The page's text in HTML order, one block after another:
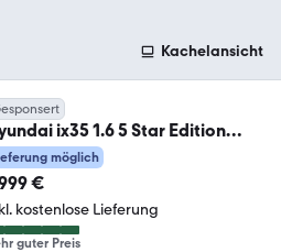
Kachelansicht
ix35 1.6 5 Star Edition
1 Hand
möglich
€
kostenlose Lieferung
guter Preis